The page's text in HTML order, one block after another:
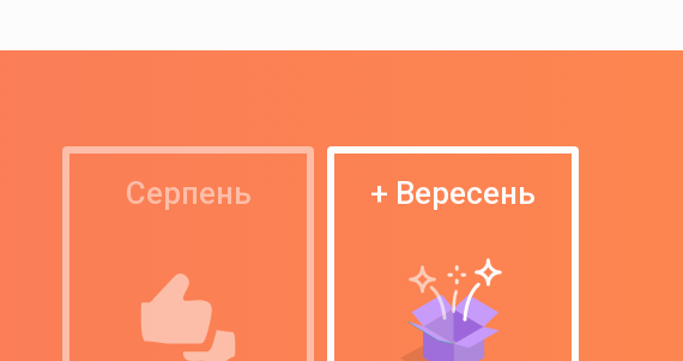
Серпень + Вересень